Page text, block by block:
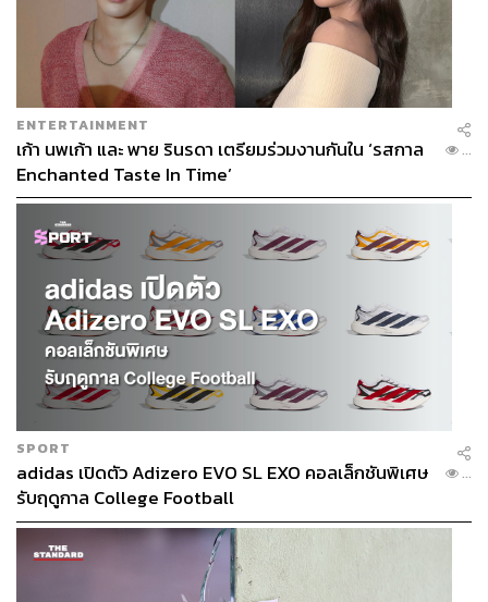
ENTERTAINMENT
เก้า นพเก้า และ พาย รินรดา เตรียมร่วมงานกันใน ‘รสกาล
Enchanted Taste In Time’
...
SPORT
adidas เปิดตัว Adizero EVO SL EXO คอลเล็กชันพิเศษ
รับฤดูกาล College Football
...